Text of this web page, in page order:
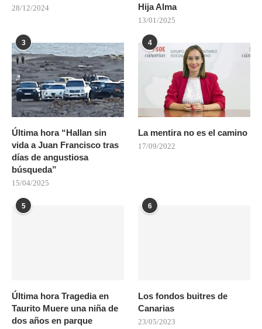
28/12/2024
Hija Alma
13/01/2025
3
Última hora “Hallan sin
vida a Juan Francisco tras
días de angustiosa
búsqueda”
15/04/2025
4
La mentira no es el camino
17/09/2022
5
Última hora Tragedia en
Taurito Muere una niña de
dos años en parque
6
Los fondos buitres de
Canarias
23/05/2023